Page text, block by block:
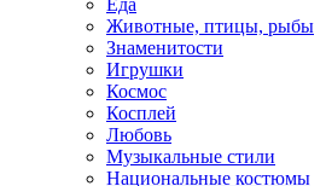
Еда
Животные, птицы, рыбы
Знаменитости
Игрушки
Космос
Косплей
Любовь
Музыкальные стили
Национальные костюмы